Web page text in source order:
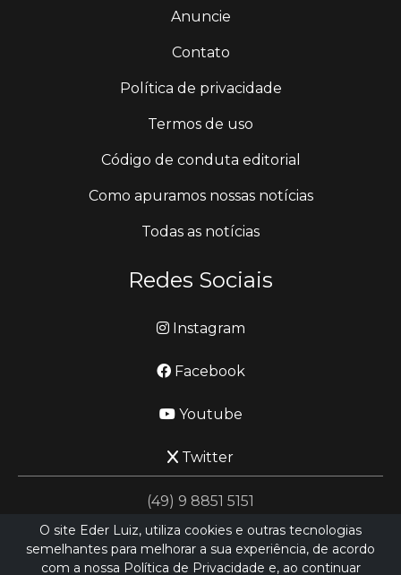
Anuncie
Contato
Política de privacidade
Termos de uso
Código de conduta editorial
Como apuramos nossas notícias
Todas as notícias
Redes Sociais
Instagram
Facebook
Youtube
Twitter
(49) 9 8851 5151
jornalismo@ederluiz.com.vc
O site Eder Luiz, utiliza cookies e outras tecnologias
semelhantes para melhorar a sua experiência, de acordo
com a nossa Política de Privacidade e, ao continuar